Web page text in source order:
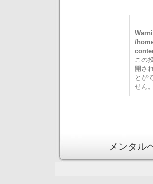
/
この
開さ
とが
せん。
メンタル